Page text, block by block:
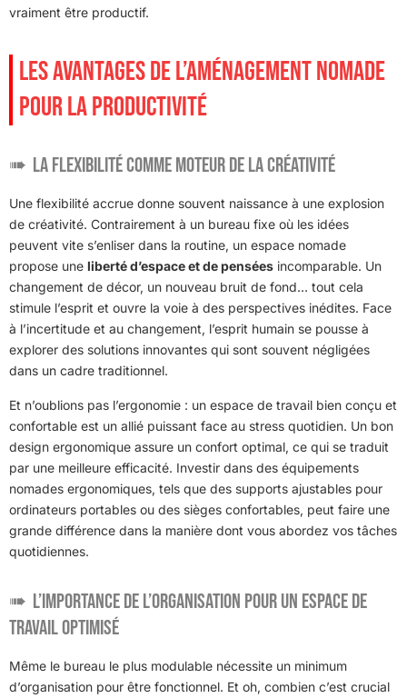
vraiment être productif.
LES AVANTAGES DE L’AMÉNAGEMENT NOMADE
POUR LA PRODUCTIVITÉ
La flexibilité comme moteur de la créativité
Une flexibilité accrue donne souvent naissance à une explosion
de créativité. Contrairement à un bureau fixe où les idées
peuvent vite s’enliser dans la routine, un espace nomade
propose une liberté d’espace et de pensées incomparable. Un
changement de décor, un nouveau bruit de fond… tout cela
stimule l’esprit et ouvre la voie à des perspectives inédites. Face
à l’incertitude et au changement, l’esprit humain se pousse à
explorer des solutions innovantes qui sont souvent négligées
dans un cadre traditionnel.
Et n’oublions pas l’ergonomie : un espace de travail bien conçu et
confortable est un allié puissant face au stress quotidien. Un bon
design ergonomique assure un confort optimal, ce qui se traduit
par une meilleure efficacité. Investir dans des équipements
nomades ergonomiques, tels que des supports ajustables pour
ordinateurs portables ou des sièges confortables, peut faire une
grande différence dans la manière dont vous abordez vos tâches
quotidiennes.
L’importance de l’organisation pour un espace de
travail optimisé
Même le bureau le plus modulable nécessite un minimum
d’organisation pour être fonctionnel. Et oh, combien c’est crucial